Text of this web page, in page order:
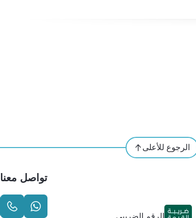
الرجوع للأعلى
الرقم الضريبي
تواصل معنا